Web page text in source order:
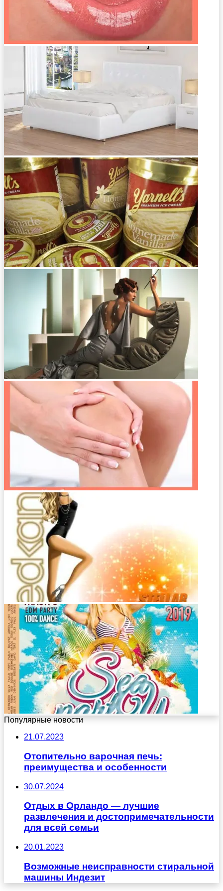
Популярные новости
21.07.2023
Отопительно варочная печь:
преимущества и особенности
30.07.2024
Отдых в Орландо — лучшие
развлечения и достопримечательности
для всей семьи
20.01.2023
Возможные неисправности стиральной
машины Индезит